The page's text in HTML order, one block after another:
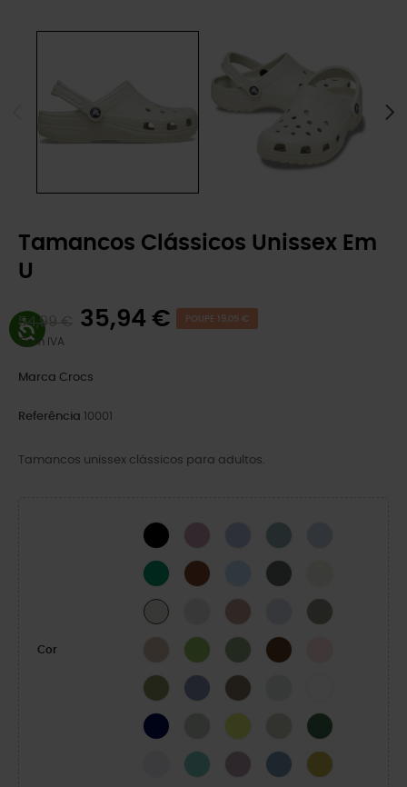
Tamancos Clássicos Unissex Em
U
54,99 € 35,94 € POUPE 19,05 €
Com IVA
Marca Crocs
Referência 10001
Tamancos unissex clássicos para adultos.
Cor
BLACK HydrangeaMystic Purple
Pond
Green IvyCognac Blue FrostCinza Ardósia
LINEN AtmosphereBandanaDreamscape
Elephant
Kiwi Moss-XCoffee
Exército Verde
Blue HazeTaupe
NAVY SHITAKEAcidity Field Green
Grape IceRetro Dusty LilacAstro BlueMeadow